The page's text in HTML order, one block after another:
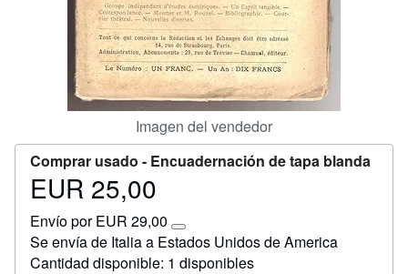
Imagen del vendedor
Comprar usado - Encuadernación de tapa blanda
Precio
25,00
EUR 25,00
Envío por EUR 29,00
Más
información
sobre
Se envía de Italia a Estados Unidos de America
Cantidad disponible: 1 disponibles